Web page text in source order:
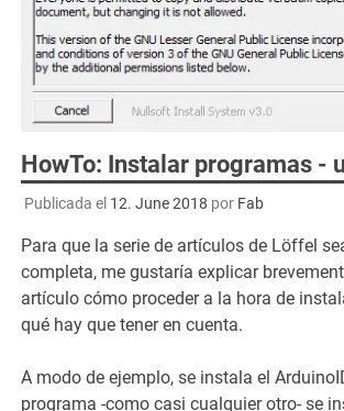
HowTo: Instalar programas -
Publicada el 12. June 2018 por Fab
Para que la serie de artículos de Löffel
completa, me gustaría explicar
artículo cómo proceder a la hora de
qué hay que tener en cuenta.
A modo de ejemplo, se instala el
programa -como casi cualquier otro- se